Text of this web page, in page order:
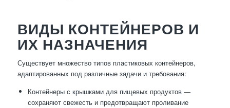
ВИДЫ КОНТЕЙНЕРОВ И
ИХ НАЗНАЧЕНИЯ
Существует множество типов пластиковых контейнеров,
адаптированных под различные задачи и требования:
Контейнеры с крышками для пищевых продуктов —
сохраняют свежесть и предотвращают проливание